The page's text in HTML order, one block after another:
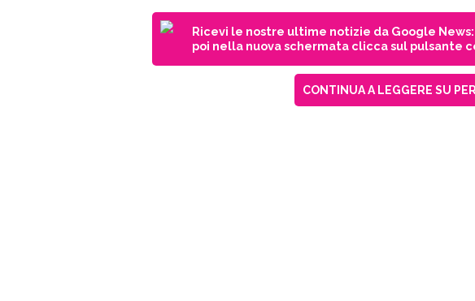
Ricevi le nostre ultime notizie da Google News:
poi nella nuova schermata clicca sul pulsante
CONTINUA A LEGGERE SU